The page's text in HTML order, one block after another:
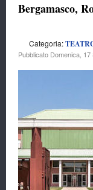
Bergamasco,
Categoria:
Pubblicato Domenica,